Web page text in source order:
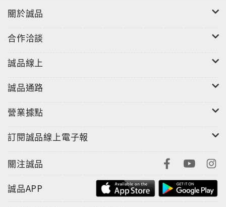
件》獲得第三十四回日本作家推理協會獎。作品善於從
扣，其中又以推理謹慎、老謀深算，視正義為職志的十
西村氏創作豐富，至今出版作品已超過三百五十種，堪
在日本神奈川縣開館。
■譯者簡介
林達中
學圖書館。翻譯推理小說多年，尤其偏好西村京太郎的
作品，並為《推理雜誌》翻譯連載小說。譯作有《華麗
的誘拐》、《雪國殺人事件》、《十津川警部的挑戰
（上）》、《十津川警部的挑戰（下） 》、《十津川警
關於誠品
合作洽談
誠品線上
誠品通路
營業據點
訂閱誠品線上電子報
關注誠品
誠品APP